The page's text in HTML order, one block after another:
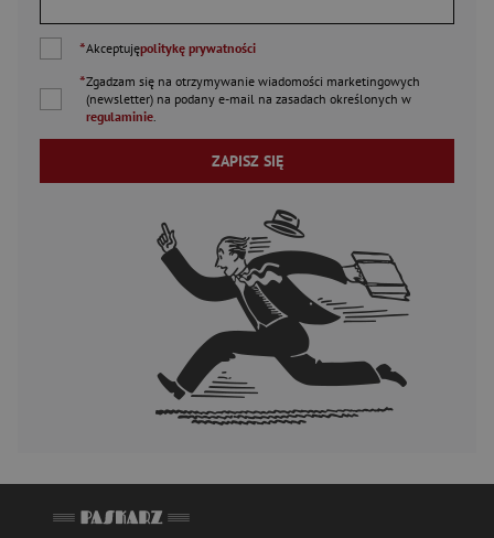
*Akceptujępolitykę prywatności
*Zgadzam się na otrzymywanie wiadomości marketingowych
(newsletter) na podany e-mail na zasadach określonych w
regulaminie
ZAPISZ SIĘ